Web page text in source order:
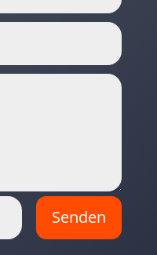
Senden